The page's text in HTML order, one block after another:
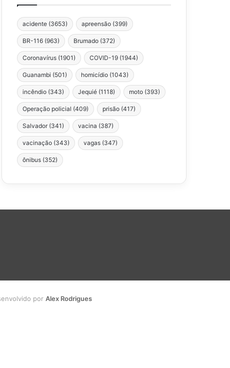
acidente (3653) apreensão (399)
BR-116 (963) Brumado (372)
Coronavírus (1901) COVID-19 (1944)
Guanambi (501) homicídio (1043)
incêndio (343) Jequié (1118) moto (393)
Operação policial (409) prisão (417)
Salvador (341) vacina (387)
vacinação (343) vagas (347)
ônibus (352)
por Alex Rodrigues